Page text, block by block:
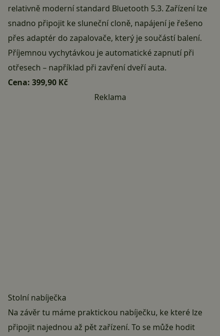
relativně moderní standard Bluetooth 5.3. Zařízení lze
snadno připojit ke sluneční cloně, napájení je řešeno
přes adaptér do zapalovače, který je součástí balení.
Příjemnou vychytávkou je automatické zapnutí při
otřesech – například při zavření dveří auta.
Cena: 399,90 Kč
Reklama
Stolní nabíječka
Na závěr tu máme praktickou nabíječku, ke které lze
připojit najednou až pět zařízení. To se může hodit